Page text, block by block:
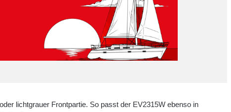
lichtgrauer Frontpartie. So passt der EV2315W ebenso in